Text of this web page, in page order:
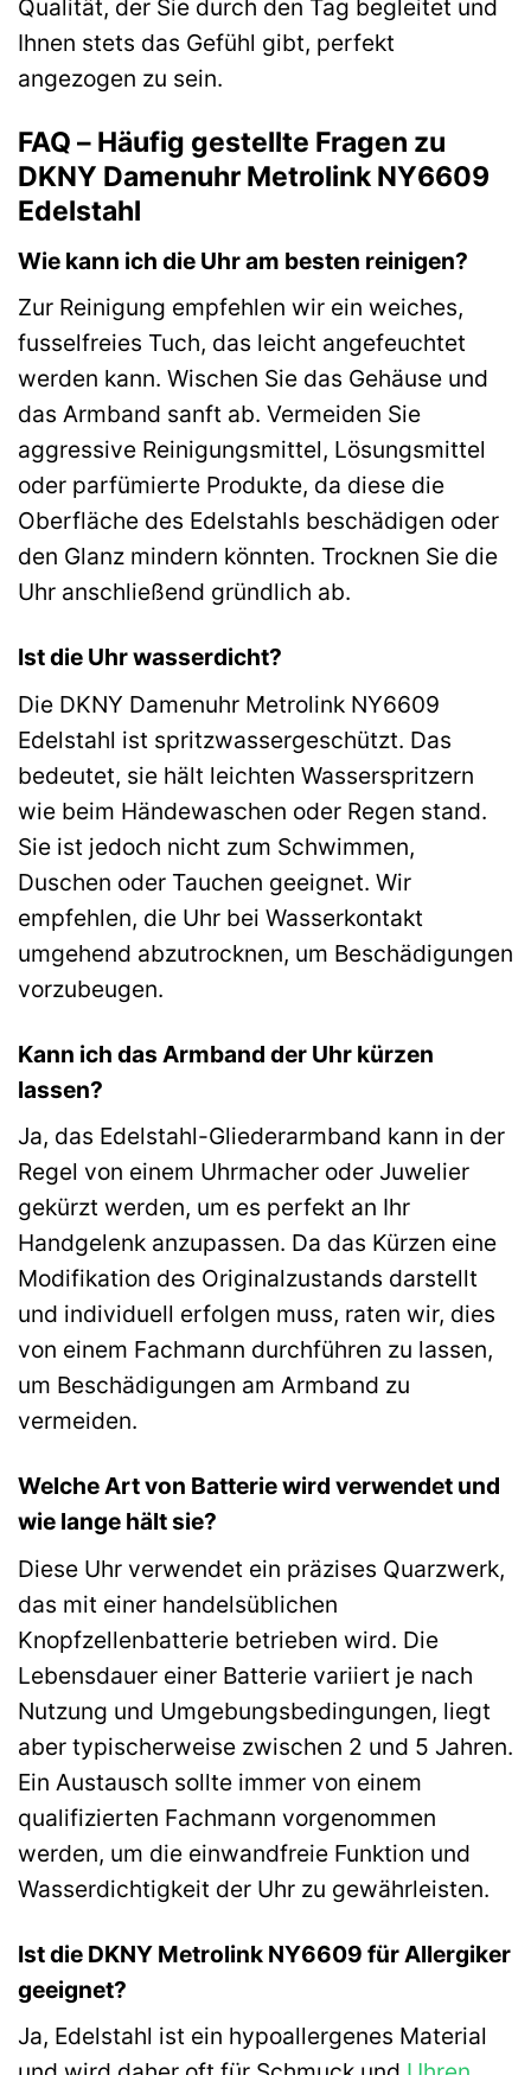
Qualität, der Sie durch den Tag begleitet und
Ihnen stets das Gefühl gibt, perfekt
angezogen zu sein.
FAQ – Häufig gestellte Fragen zu
DKNY Damenuhr Metrolink NY6609
Edelstahl
Wie kann ich die Uhr am besten reinigen?
Zur Reinigung empfehlen wir ein weiches,
fusselfreies Tuch, das leicht angefeuchtet
werden kann. Wischen Sie das Gehäuse und
das Armband sanft ab. Vermeiden Sie
aggressive Reinigungsmittel, Lösungsmittel
oder parfümierte Produkte, da diese die
Oberfläche des Edelstahls beschädigen oder
den Glanz mindern könnten. Trocknen Sie die
Uhr anschließend gründlich ab.
Ist die Uhr wasserdicht?
Die DKNY Damenuhr Metrolink NY6609
Edelstahl ist spritzwassergeschützt. Das
bedeutet, sie hält leichten Wasserspritzern
wie beim Händewaschen oder Regen stand.
Sie ist jedoch nicht zum Schwimmen,
Duschen oder Tauchen geeignet. Wir
empfehlen, die Uhr bei Wasserkontakt
umgehend abzutrocknen, um Beschädigungen
vorzubeugen.
Kann ich das Armband der Uhr kürzen
lassen?
Ja, das Edelstahl-Gliederarmband kann in der
Regel von einem Uhrmacher oder Juwelier
gekürzt werden, um es perfekt an Ihr
Handgelenk anzupassen. Da das Kürzen eine
Modifikation des Originalzustands darstellt
und individuell erfolgen muss, raten wir, dies
von einem Fachmann durchführen zu lassen,
um Beschädigungen am Armband zu
vermeiden.
Welche Art von Batterie wird verwendet und
wie lange hält sie?
Diese Uhr verwendet ein präzises Quarzwerk,
das mit einer handelsüblichen
Knopfzellenbatterie betrieben wird. Die
Lebensdauer einer Batterie variiert je nach
Nutzung und Umgebungsbedingungen, liegt
aber typischerweise zwischen 2 und 5 Jahren.
Ein Austausch sollte immer von einem
qualifizierten Fachmann vorgenommen
werden, um die einwandfreie Funktion und
Wasserdichtigkeit der Uhr zu gewährleisten.
Ist die DKNY Metrolink NY6609 für Allergiker
geeignet?
Ja, Edelstahl ist ein hypoallergenes Material